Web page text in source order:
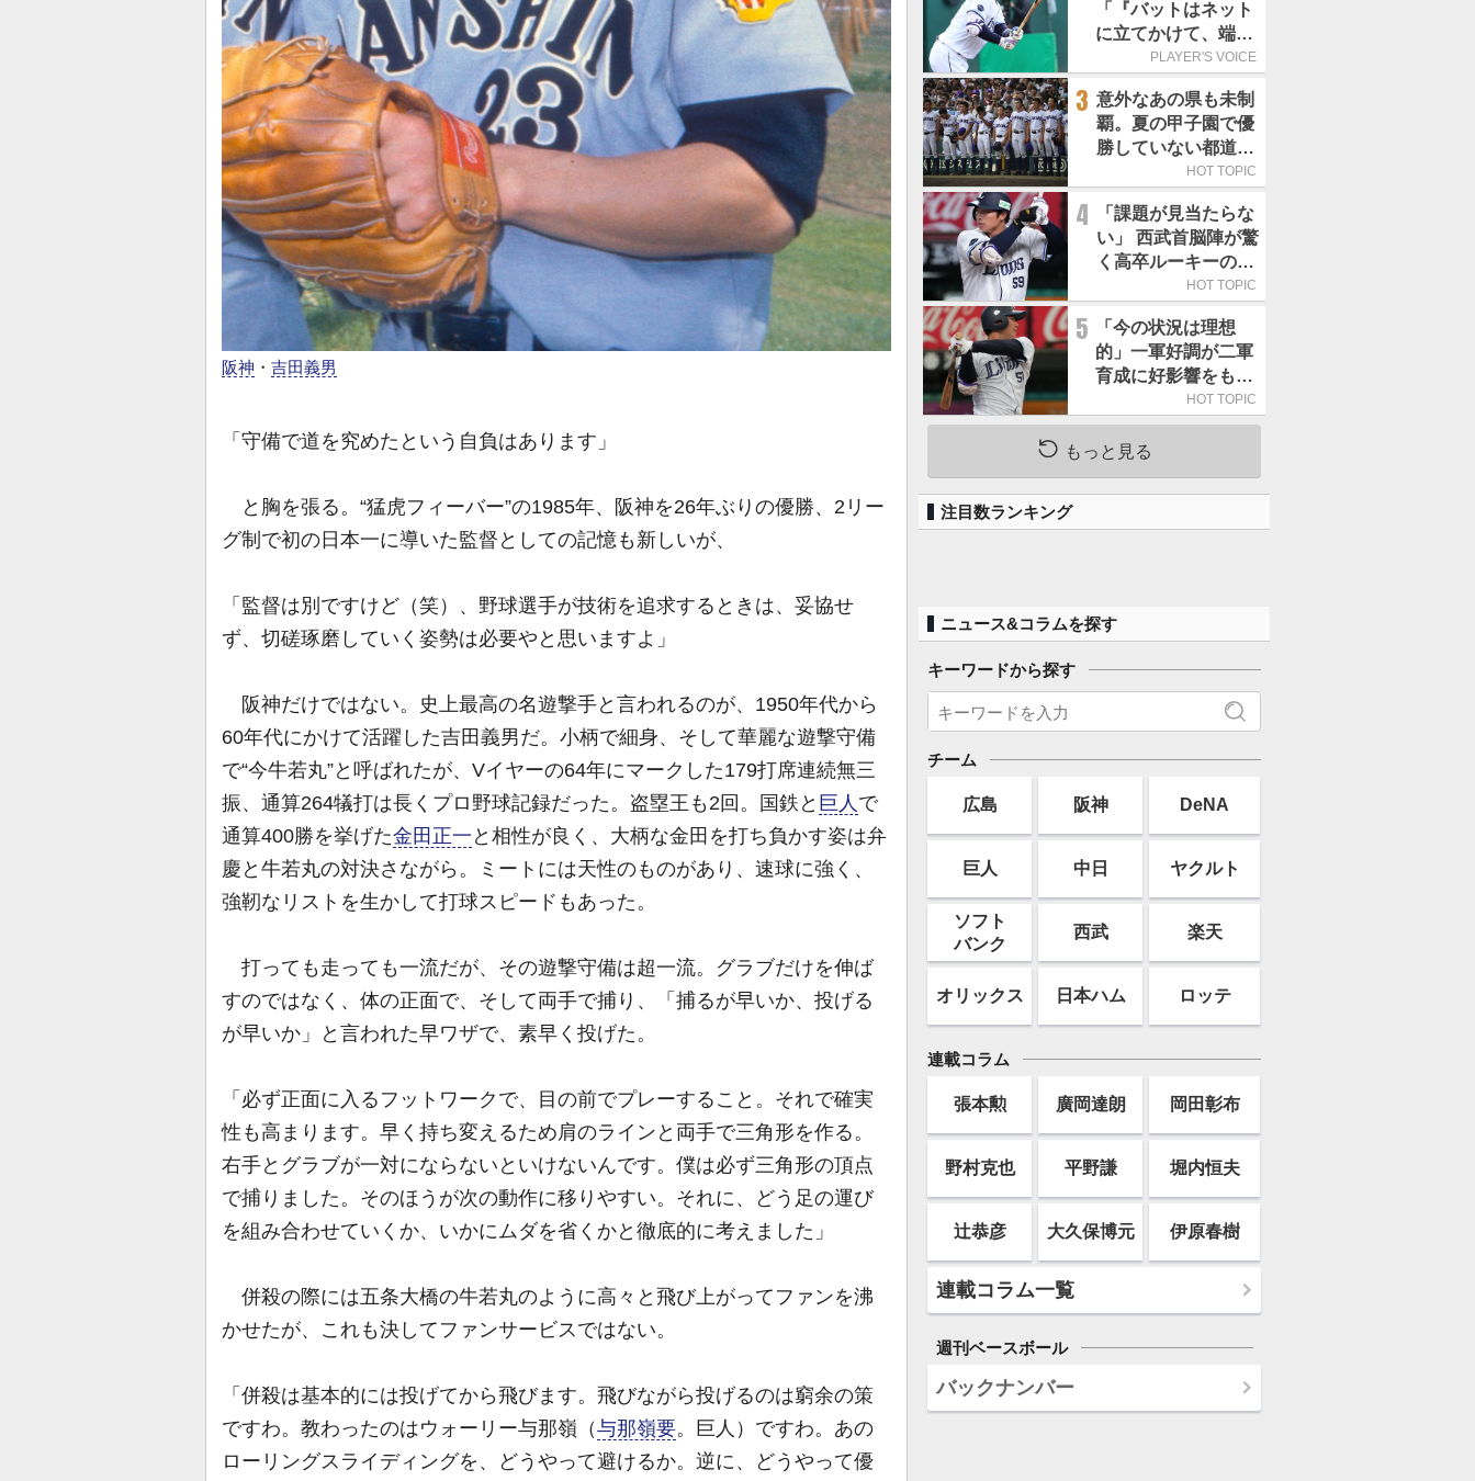
阪神 ・ 吉田義男
「守備で道を究めたという自負はあります」
と胸を張る。“猛虎フィーバー”の1985年、阪神を26年ぶりの優勝、2リー
グ制で初の日本一に導いた監督としての記憶も新しいが、
「監督は別ですけど（笑）、野球選手が技術を追求するときは、妥協せ
ず、切磋琢磨していく姿勢は必要やと思いますよ」
阪神だけではない。史上最高の名遊撃手と言われるのが、1950年代から
60年代にかけて活躍した吉田義男だ。小柄で細身、そして華麗な遊撃守備
で“今牛若丸”と呼ばれたが、Vイヤーの64年にマークした179打席連続無三
振、通算264犠打は長くプロ野球記録だった。盗塁王も2回。国鉄と 巨人 で
通算400勝を挙げた金田正一 と相性が良く、大柄な金田を打ち負かす姿は弁
慶と牛若丸の対決さながら。ミートには天性のものがあり、速球に強く、
強靭なリストを生かして打球スピードもあった。
打っても走っても一流だが、その遊撃守備は超一流。グラブだけを伸ば
すのではなく、体の正面で、そして両手で捕り、「捕るが早いか、投げる
が早いか」と言われた早ワザで、素早く投げた。
「必ず正面に入るフットワークで、目の前でプレーすること。それで確実
性も高まります。早く持ち変えるため肩のラインと両手で三角形を作る。
右手とグラブが一対にならないといけないんです。僕は必ず三角形の頂点
で捕りました。そのほうが次の動作に移りやすい。それに、どう足の運び
を組み合わせていくか、いかにムダを省くかと徹底的に考えました」
併殺の際には五条大橋の牛若丸のように高々と飛び上がってファンを沸
かせたが、これも決してファンサービスではない。
「併殺は基本的には投げてから飛びます。飛びながら投げるのは窮余の策
ですわ。教わったのはウォーリー与那嶺（与那嶺要。巨人）ですわ。あの
ローリングスライディングを、どうやって避けるか。逆に、どうやって優
「『バットはネット
に立てかけて、端に
置くんだぞ』と栗山
だきました」／憧れ
の人からの金言
PLAYER'S VOICE
3 意外なあの県も未制
覇。夏の甲子園で優
勝していない都道府
HOT TOPIC
4
「課題が見当たらな
い」 西武首脳陣が驚
く高卒ルーキーの高
HOT TOPIC
5
「今の状況は理想
的」一軍好調が二軍
育成に好影響をもた
らす西武 象徴は高
卒新人・横田蒼和
HOT TOPIC
もっと見る
注目数ランキング
ニュース&コラムを探す
キーワードから探す
チーム
広島 阪神 DeNA
巨人 中日 ヤクルト
ソフト
バンク
西武 楽天
オリックス 日本ハム ロッテ
連載コラム
張本勲 廣岡達朗 岡田彰布
野村克也 平野謙 堀内恒夫
辻恭彦 大久保博元 伊原春樹
連載コラム一覧
週刊ベースボール
バックナンバー